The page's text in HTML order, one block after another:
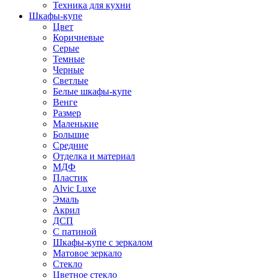
Техника для кухни
Шкафы-купе
Цвет
Коричневые
Серые
Темные
Черные
Светлые
Белые шкафы-купе
Венге
Размер
Маленькие
Большие
Средние
Отделка и материал
МДФ
Пластик
Alvic Luxe
Эмаль
Акрил
ДСП
С патиной
Шкафы-купе с зеркалом
Матовое зеркало
Стекло
Цветное стекло